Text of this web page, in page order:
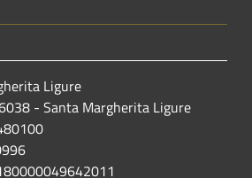
Ligure
- Santa Margherita Ligure